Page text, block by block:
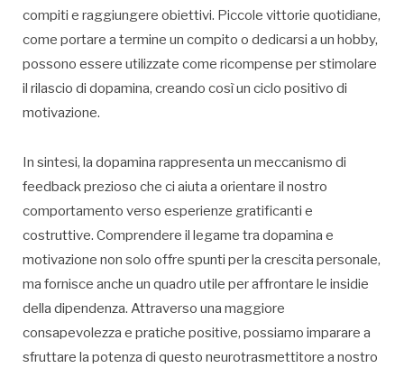
compiti e raggiungere obiettivi. Piccole vittorie quotidiane,
come portare a termine un compito o dedicarsi a un hobby,
possono essere utilizzate come ricompense per stimolare
il rilascio di dopamina, creando così un ciclo positivo di
motivazione.
In sintesi, la dopamina rappresenta un meccanismo di
feedback prezioso che ci aiuta a orientare il nostro
comportamento verso esperienze gratificanti e
costruttive. Comprendere il legame tra dopamina e
motivazione non solo offre spunti per la crescita personale,
ma fornisce anche un quadro utile per affrontare le insidie
della dipendenza. Attraverso una maggiore
consapevolezza e pratiche positive, possiamo imparare a
sfruttare la potenza di questo neurotrasmettitore a nostro